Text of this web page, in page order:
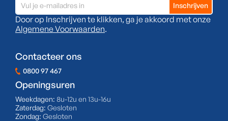
Door op Inschrijven te klikken, ga je akkoord met onze
Algemene Voorwaarden.
Contacteer ons
0800 97 467
Openingsuren
Weekdagen: 8u-12u en 13u-16u
Zaterdag: Gesloten
Zondag: Gesloten